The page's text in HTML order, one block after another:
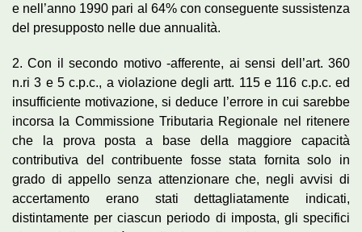
e nell’anno 1990 pari al 64% con conseguente sussistenza
del presupposto nelle due annualità.
2. Con il secondo motivo -afferente, ai sensi dell’art. 360
n.ri 3 e 5 c.p.c., a violazione degli artt. 115 e 116 c.p.c. ed
insufficiente motivazione, si deduce l’errore in cui sarebbe
incorsa la Commissione Tributaria Regionale nel ritenere
che la prova posta a base della maggiore capacità
contributiva del contribuente fosse stata fornita solo in
grado di appello senza attenzionare che, negli avvisi di
accertamento erano stati dettagliatamente indicati,
distintamente per ciascun periodo di imposta, gli specifici